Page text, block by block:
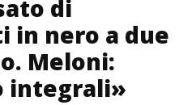
di
in nero a due
Meloni:
integrali»